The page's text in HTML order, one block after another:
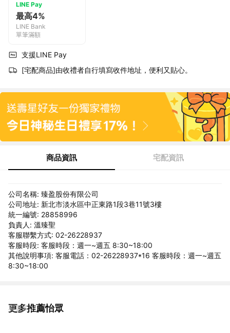
LINE Pay
最高4%
LINE Bank
單筆滿額
支援LINE Pay
[宅配商品]由收禮者自行填寫收件地址，便利又貼心。
商品資訊 宅配資訊
公司名稱: 臻盈股份有限公司
公司地址: 新北市淡水區中正東路1段3巷11號3樓
統一編號: 28858996
負責人: 溫臻聖
客服聯繫方式: 02-26228937
客服時段: 客服時段：週一~週五 8:30~18:00
其他說明事項: 客服電話：02-26228937*16 客服時段：週一~週五
8:30~18:00
更多推薦怡眾
看更多